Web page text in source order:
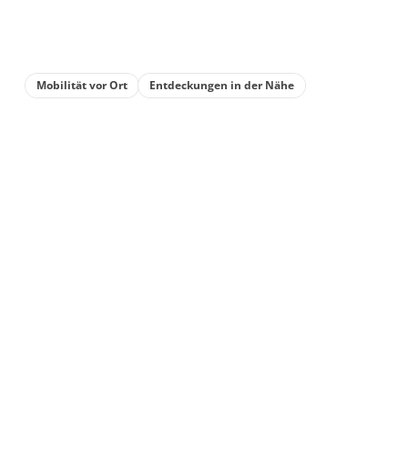
Mobilität vor Ort Entdeckungen in der Nähe